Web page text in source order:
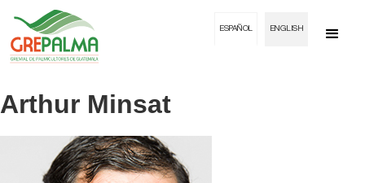
ESPAÑOL ENGLISH
Arthur Minsat